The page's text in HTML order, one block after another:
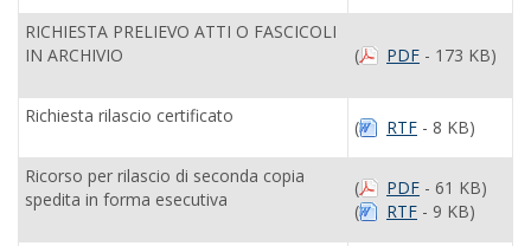
RICHIESTA PRELIEVO ATTI O FASCICOLI
IN ARCHIVIO
( PDF - 173 KB)
Richiesta rilascio certificato
( RTF - 8 KB)
Ricorso per rilascio di seconda copia
spedita in forma esecutiva
( PDF - 61 KB)
(
RTF - 9 KB)